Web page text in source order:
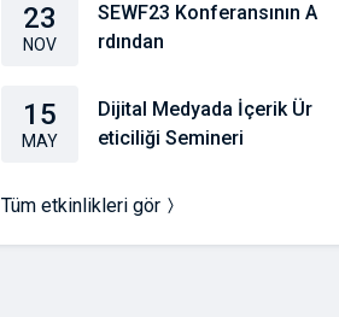
23
NOV
SEWF23 Konferansının A
rdından
15
MAY
Dijital Medyada İçerik Ür
eticiliği Semineri
Tüm etkinlikleri gör